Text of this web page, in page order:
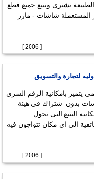
نشترى ونبيع جميع قطع
المستعملة شاشات - مازر
[ 2006 ]
لتجارة والتسويق
يتميز بامكانية الرقم السرى
بدون اشتراك فى هيئة
التتبع التى تحول
الى اى مكان تتواجون فيه
[ 2006 ]